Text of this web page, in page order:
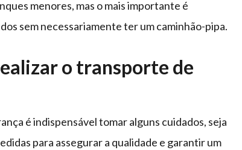
menores, mas o mais importante é
sem necessariamente ter um caminhão-pipa.
o transporte de
é indispensável tomar alguns cuidados, seja
para assegurar a qualidade e garantir um